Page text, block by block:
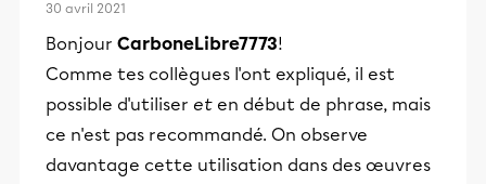
30 avril 2021
Bonjour CarboneLibre7773!
Comme tes collègues l'ont expliqué, il est
possible d'utiliser et en début de phrase, mais
ce n'est pas recommandé. On observe
davantage cette utilisation dans des œuvres